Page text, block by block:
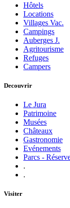
Hôtels
Locations
Villages Vac.
Campings
Auberges J.
Agritourisme
Refuges
Campers
Decouvrir
Le Jura
Patrimoine
Musées
Châteaux
Gastronomie
Evénements
Parcs -
.
.
Visiter